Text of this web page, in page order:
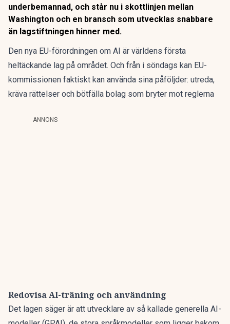
underbemannad, och står nu i skottlinjen mellan
Washington och en bransch som utvecklas snabbare
än lagstiftningen hinner med.
Den nya EU-förordningen om AI är världens första
heltäckande lag på området. Och från i söndags kan EU-
kommissionen faktiskt kan använda sina påföljder: utreda,
kräva rättelser och bötfälla bolag som bryter mot reglerna
ANNONS
Redovisa AI-träning och användning
Det lagen säger är att utvecklare av så kallade generella AI-